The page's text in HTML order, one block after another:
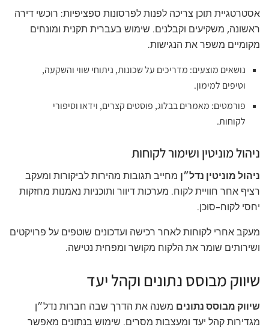
אסטרטגיית תוכן צריכה לפנות לפרסונות ספציפיות: רוכשי דירה
ראשונה, משקיעים וקבלנים. שימוש בעברית תקנית ומונחים
מקומיים משפר את הנגישות.
נושאים מוצעים: מדריכים על שכונות, ניתוחי שווי והשקעה,
וטיפים למימון.
פורמטים: מאמרים בבלוג, פוסטים קצרים, וידאו וסיפורי
לקוחות.
ניהול מוניטין ושימור לקוחות
ניהול מוניטין נדל״ן מחייב תגובות מהירות לביקורות ומעקב
רציף אחר חוויית לקוח. מערכות דיוור ותוכניות נאמנות מחזקות
יחסי לקוח-סוכן.
מעקב אחרי לקוחות לאחר רכישה ועדכונים שוטפים על פרויקטים
ושירותים שומר את הלקוח מקושר ומפחית נטישה.
שיווק מבוסס נתונים וקהל יעד
שיווק מבוסס נתונים משנה את הדרך שבה חברות נדל״ן
מגדירות קהל יעד ומעצבות מסרים. שימוש בנתונים מאפשר